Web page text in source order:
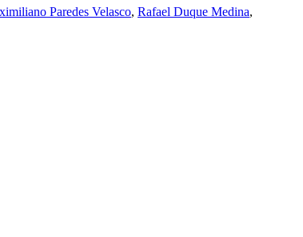
Paredes Velasco, Rafael Duque Medina,